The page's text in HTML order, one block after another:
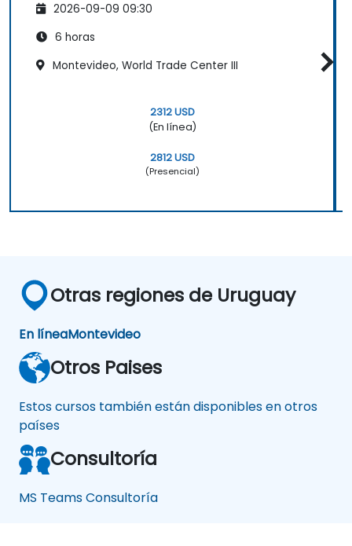
flujo de trabajo.
2026-09-09 09:30
6 horas
Montevideo, World Trade Center III
2312 USD
(En línea)
2812 USD
(Presencial)
Otras regiones de Uruguay
En líneaMontevideo
Otros Paises
Estos cursos también están disponibles en otros
países
Consultoría
MS Teams Consultoría